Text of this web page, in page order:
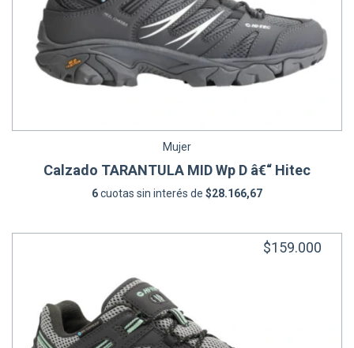
Mujer
Calzado TARANTULA MID Wp D â€“ Hitec
6cuotas sin interés de $28.166,67
$159.000